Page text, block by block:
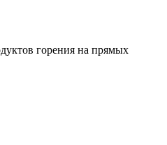
горения на прямых